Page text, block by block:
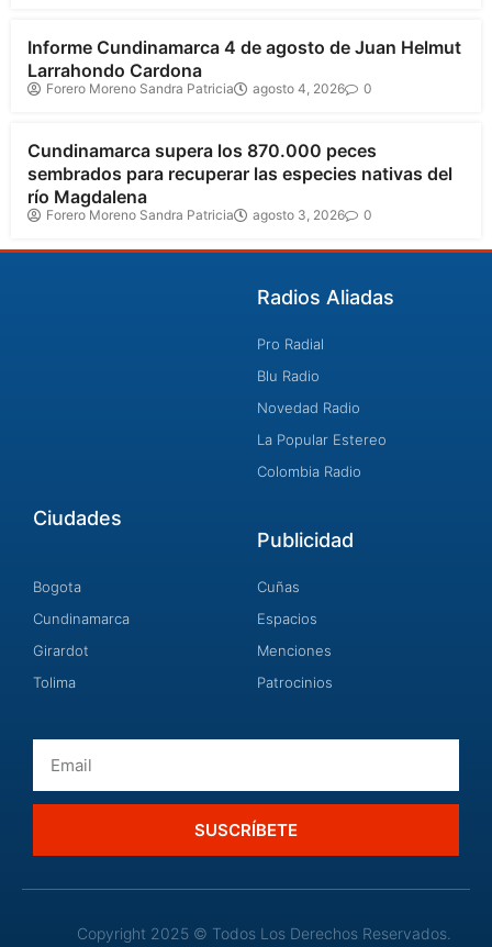
Informe Cundinamarca 4 de agosto de Juan Helmut
Larrahondo Cardona
Forero Moreno Sandra Patricia agosto 4, 2026 0
Cundinamarca
Cundinamarca supera los 870.000 peces
sembrados para recuperar las especies nativas del
río Magdalena
Forero Moreno Sandra Patricia agosto 3, 2026 0
Radios Aliadas
Pro Radial
Blu Radio
Novedad Radio
La Popular Estereo
Colombia Radio
Ciudades
Bogota
Cundinamarca
Girardot
Tolima
Publicidad
Cuñas
Espacios
Menciones
Patrocinios
SUSCRÍBETE
Copyright 2025 © Todos Los Derechos Reservados.